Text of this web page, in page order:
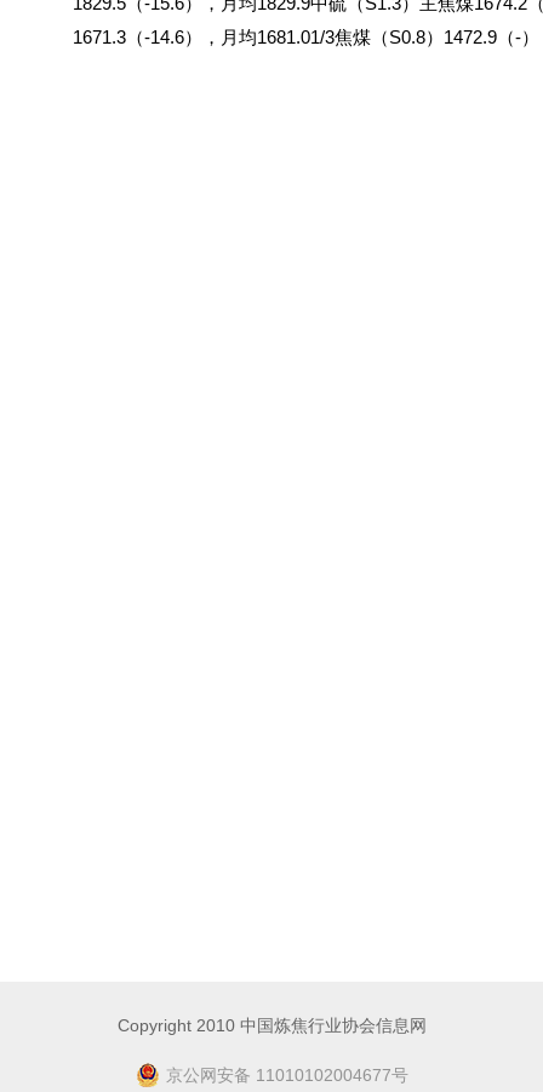
1671.3（-14.6），月均1681.01/3焦煤（S0.8）1472.9（-
Copyright 2010 中国炼焦行业协会信息网
京公网安备 11010102004677号